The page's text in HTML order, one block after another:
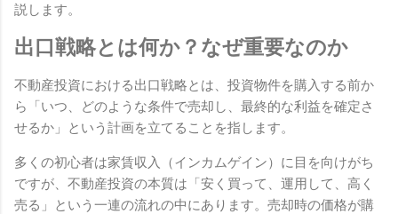
説します。
出口戦略とは何か？なぜ重要なのか
不動産投資における出口戦略とは、投資物件を購入する前か
ら「いつ、どのような条件で売却し、最終的な利益を確定さ
せるか」という計画を立てることを指します。
多くの初心者は家賃収入（インカムゲイン）に目を向けがち
ですが、不動産投資の本質は「安く買って、運用して、高く
売る」という一連の流れの中にあります。売却時の価格が購